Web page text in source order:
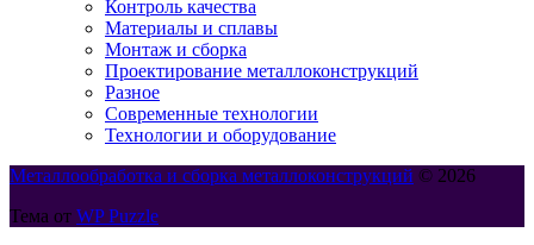
Контроль качества
Материалы и сплавы
Монтаж и сборка
Проектирование металлоконструкций
Разное
Современные технологии
Технологии и оборудование
Металлообработка и сборка металлоконструкций © 2026
Тема от WP Puzzle